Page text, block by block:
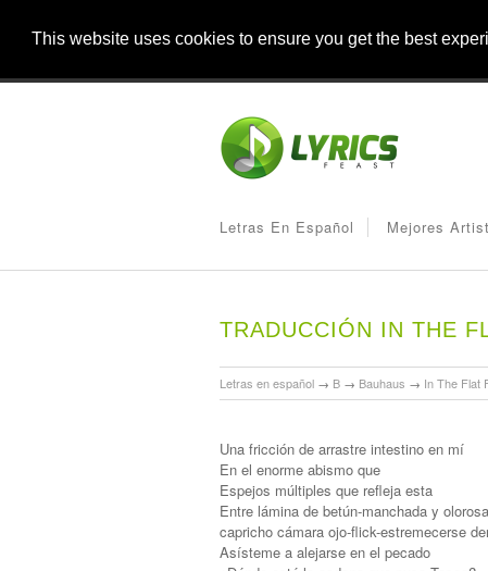
This website uses cookies to ensure you get the best
Letras En Español Mejores
TRADUCCIÓN IN THE
Letras en español → B → Bauhaus → In The Flat
Una fricción de arrastre intestino en mí
En el enorme abismo que
Espejos múltiples que refleja esta
Entre lámina de betún-manchada y olorosa
capricho cámara ojo-flick-estremecerse
Asísteme a alejarse en el pecado